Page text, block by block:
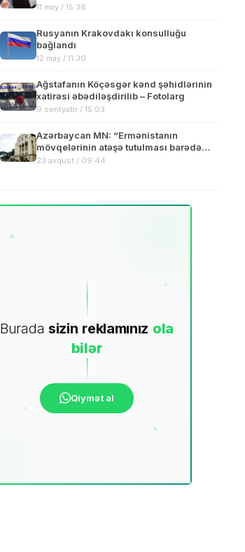
11 may / 15:36
Rusyanın Krakovdakı konsulluğu
bağlandı
12 may / 11:30
Ağstafanın Köçəsgər kənd şəhidlərinin
xatirəsi əbədiləşdirilib – Fotolarg
9 sentyabr / 15:03
Azərbaycan MN: “Ermənistanın
mövqelərinin atəşə tutulması barədə
məlumat tamamilə yalandır”
23 avqust / 09:44
Burada sizin reklamınız ola
bilər
Qiymət al